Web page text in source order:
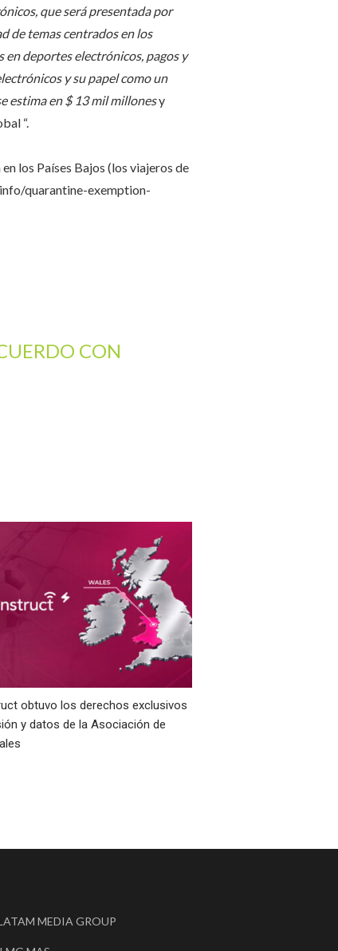
que será presentada por
de temas centrados en los
deportes electrónicos, pagos y
y su papel como un
estima en $ 13 mil millonesy
“.
los Países Bajos (los viajeros de
quarantine-exemption-
CON
obtuvo los derechos exclusivos
y datos de la Asociación de
MEDIA GROUP